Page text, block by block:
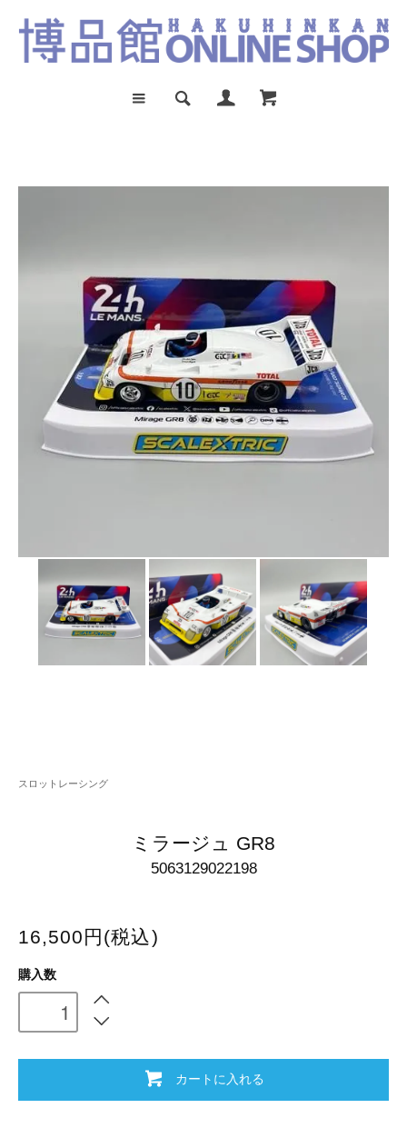
スロットレーシング
ミラージュ GR8
5063129022198
16,500円(税込)
購入数
カートに入れる